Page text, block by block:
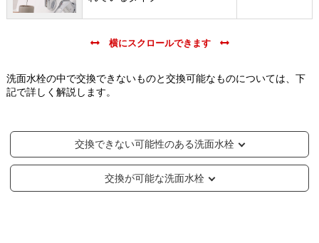
洗面水栓の中で交換できないものと交換可能なものについては、下
記で詳しく解説します。
交換できない可能性のある洗面水栓
交換が可能な洗面水栓